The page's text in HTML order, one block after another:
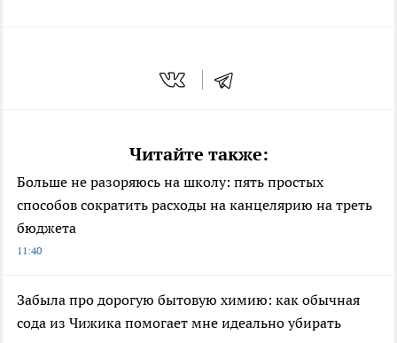
Читайте также:
Больше не разоряюсь на школу: пять простых
способов сократить расходы на канцелярию на треть
бюджета
11:40
Забыла про дорогую бытовую химию: как обычная
сода из Чижика помогает мне идеально убирать